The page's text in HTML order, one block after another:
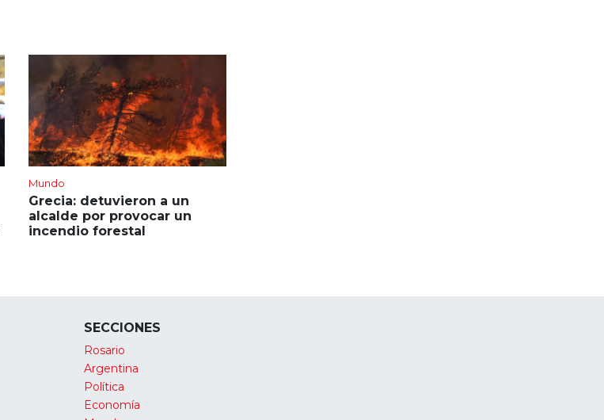
Mundo
Grecia: detuvieron a un
alcalde por provocar un
incendio forestal
SECCIONES
Rosario
Argentina
Política
Economía